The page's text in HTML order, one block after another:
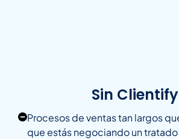
Sin Clientify
Procesos de ventas tan largos
que estás negociando un tratado